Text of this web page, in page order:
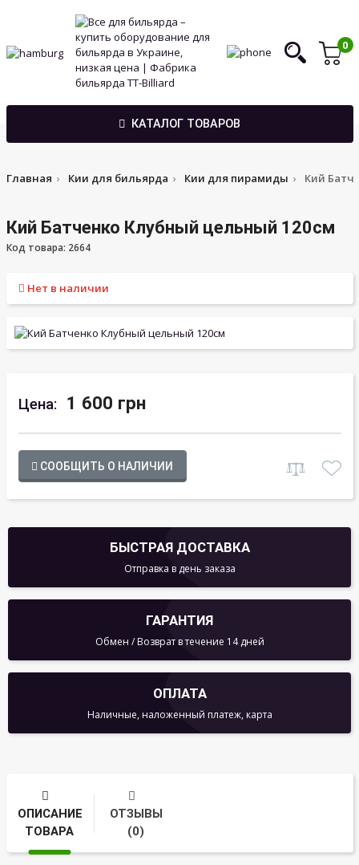
0
КАТАЛОГ ТОВАРОВ
Главная Кии для бильярда Кии для пирамиды Кий
Кий Батченко Клубный цельный 120см
Код товара: 2664
Нет в наличии
Цена: 1 600 грн
СООБЩИТЬ О НАЛИЧИИ
БЫСТРАЯ ДОСТАВКА
Отправка в день заказа
ГАРАНТИЯ
Обмен / Возврат в течение 14 дней
ОПЛАТА
Наличные, наложенный платеж, карта
ОПИСАНИЕ
ТОВАРА
ОТЗЫВЫ
(0)